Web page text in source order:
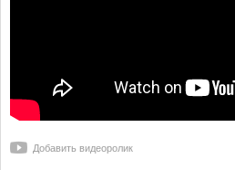
Добавить видеоролик